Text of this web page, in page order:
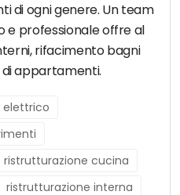
di ogni genere. Un team
e professionale offre al
rifacimento bagni
appartamenti.
ristrutturazione cucina
ristrutturazione interna